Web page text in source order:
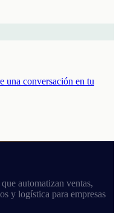
una conversación en tu
automatizan ventas,
y logística para empresas